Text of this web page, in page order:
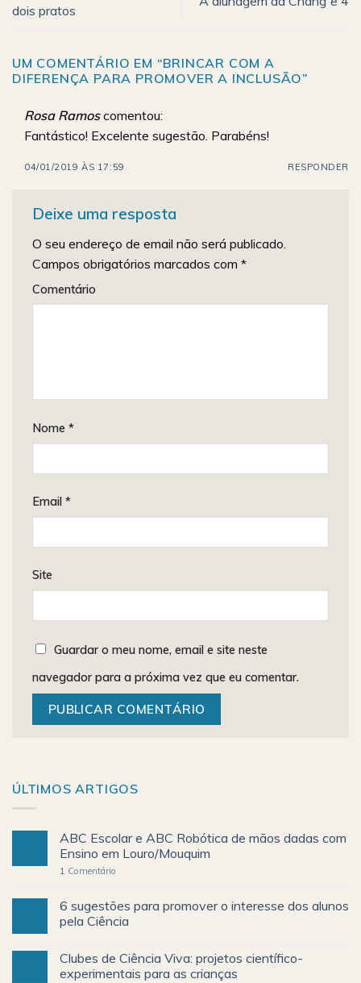
dois pratos
UM COMENTÁRIO EM “BRINCAR COM A
DIFERENÇA PARA PROMOVER A INCLUSÃO”
Rosa Ramos comentou:
Fantástico! Excelente sugestão. Parabéns!
04/01/2019 ÀS 17:59 RESPONDER
Deixe uma resposta
O seu endereço de email não será publicado.
Campos obrigatórios marcados com *
Comentário
Nome *
Email *
Site
Guardar o meu nome, email e site neste
navegador para a próxima vez que eu comentar.
ÚLTIMOS ARTIGOS
ABC Escolar e ABC Robótica de mãos dadas com
Ensino em Louro/Mouquim
1 Comentário
6 sugestões para promover o interesse dos alunos
pela Ciência
Clubes de Ciência Viva: projetos científico-
experimentais para as crianças